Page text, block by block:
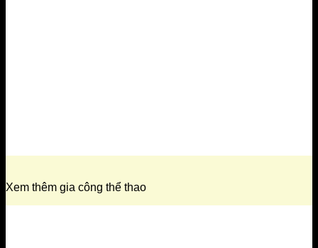
Xem thêm gia công thể thao